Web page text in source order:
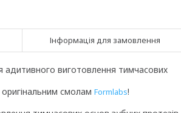
Інформація для замовлення
адитивного виготовлення тимчасових
смолам Formlabs!